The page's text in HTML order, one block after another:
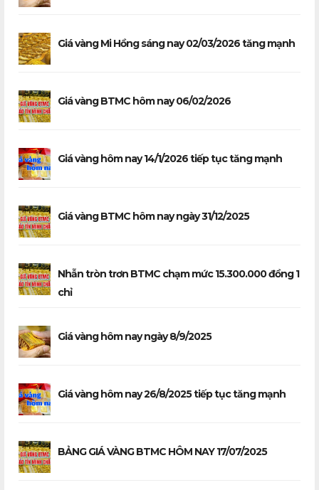
Giá vàng Mi Hồng sáng nay 02/03/2026 tăng mạnh
Giá vàng BTMC hôm nay 06/02/2026
Giá vàng hôm nay 14/1/2026 tiếp tục tăng mạnh
Giá vàng BTMC hôm nay ngày 31/12/2025
Nhẫn tròn trơn BTMC chạm mức 15.300.000 đồng 1
chỉ
Giá vàng hôm nay ngày 8/9/2025
Giá vàng hôm nay 26/8/2025 tiếp tục tăng mạnh
BẢNG GIÁ VÀNG BTMC HÔM NAY 17/07/2025